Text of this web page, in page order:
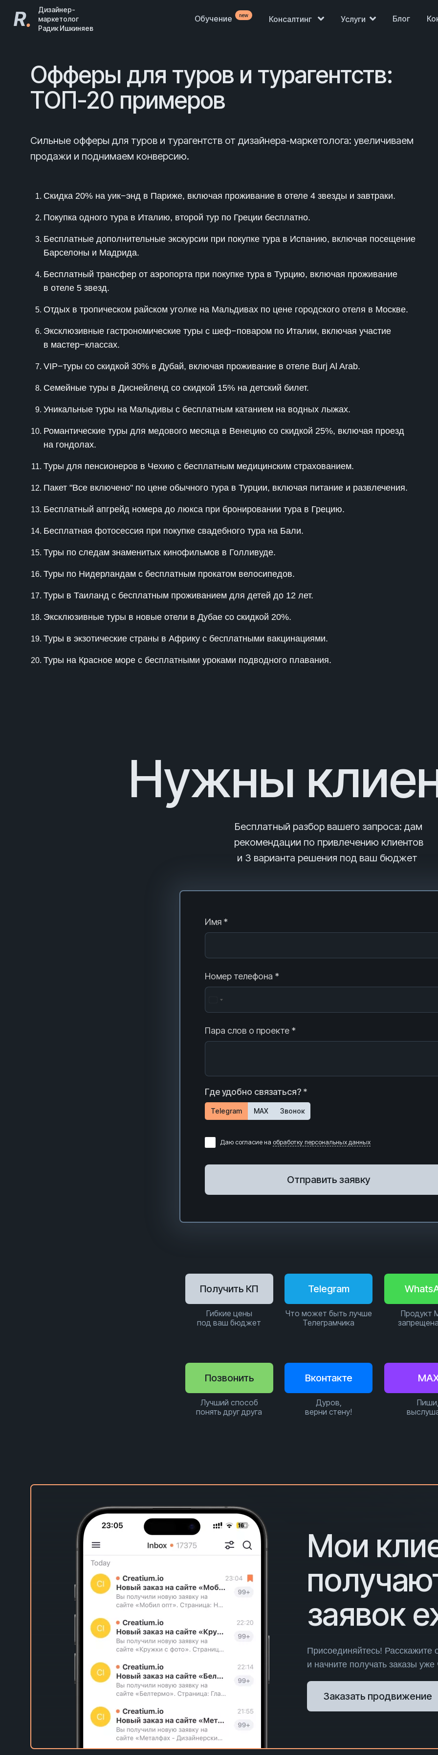
R.
Дизайнер-
маркетолог
Радик Ишкиняев
Обучение new Консалтинг Услуги Блог
Офферы для туров и турагентств:
ТОП-20 примеров
Сильные офферы для туров и турагентств от дизайнера-маркетолога: увеличиваем
продажи и поднимаем конверсию.
Скидка 20% на уик−энд в Париже, включая проживание в отеле 4 звезды и завтраки.
Покупка одного тура в Италию, второй тур по Греции бесплатно.
Бесплатные дополнительные экскурсии при покупке тура в Испанию, включая посещение
Барселоны и Мадрида.
Бесплатный трансфер от аэропорта при покупке тура в Турцию, включая проживание
в отеле 5 звезд.
Отдых в тропическом райском уголке на Мальдивах по цене городского отеля в Москве.
Эксклюзивные гастрономические туры с шеф−поваром по Италии, включая участие
в мастер−классах.
VIP−туры со скидкой 30% в Дубай, включая проживание в отеле Burj Al Arab.
Семейные туры в Диснейленд со скидкой 15% на детский билет.
Уникальные туры на Мальдивы с бесплатным катанием на водных лыжах.
Романтические туры для медового месяца в Венецию со скидкой 25%, включая проезд
на гондолах.
Туры для пенсионеров в Чехию с бесплатным медицинским страхованием.
Пакет "Все включено" по цене обычного тура в Турции, включая питание и развлечения.
Бесплатный апгрейд номера до люкса при бронировании тура в Грецию.
Бесплатная фотосессия при покупке свадебного тура на Бали.
Туры по следам знаменитых кинофильмов в Голливуде.
Туры по Нидерландам с бесплатным прокатом велосипедов.
Туры в Таиланд с бесплатным проживанием для детей до 12 лет.
Эксклюзивные туры в новые отели в Дубае со скидкой 20%.
Туры в экзотические страны в Африку с бесплатными вакцинациями.
Туры на Красное море с бесплатными уроками подводного плавания.
Нужны
Бесплатный разбор вашего запроса: дам
рекомендации по привлечению клиентов
и 3 варианта решения под ваш бюджет
Имя *
Номер телефона *
Пара слов о проекте *
Где удобно связаться? *
Telegram MAX Звонок
Даю согласие на обработку персональных данных
Отправить заявку
Позвонить
Лучший способ
понять друг друга
Продукт
Telegram
Что может быть лучше
Телеграмчика
Вконтакте
Дуров,
верни стену!
Получить КП
Гибкие цены
под ваш бюджет
MAX
Мои
заявок
Присоединяйтесь! Расскажите
и начните получать заказы
Заказать продвижение
нет клиентов?
материалами, как стабильно привлекать